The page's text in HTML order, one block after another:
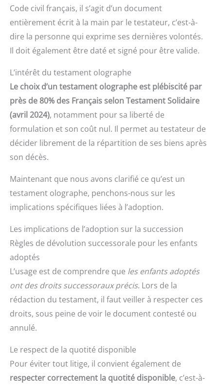
Code civil français, il s’agit d’un document
entièrement écrit à la main par le testateur, c’est-à-
dire la personne qui exprime ses dernières volontés.
Il doit également être daté et signé pour être valide.
L’intérêt du testament olographe
Le choix d’un testament olographe est plébiscité par
près de 80% des Français selon Testament Solidaire
(avril 2024), notamment pour sa liberté de
formulation et son coût nul. Il permet au testateur de
décider librement de la répartition de ses biens après
son décès.
Maintenant que nous avons clarifié ce qu’est un
testament olographe, penchons-nous sur les
implications spécifiques liées à l’adoption.
Les implications de l’adoption sur la succession
Règles de dévolution successorale pour les enfants
adoptés
L’usage est de comprendre que les enfants adoptés
ont des droits successoraux précis. Lors de la
rédaction du testament, il faut veiller à respecter ces
droits, sous peine de voir le document contesté ou
annulé.
Le respect de la quotité disponible
Pour éviter tout litige, il convient également de
respecter correctement la quotité disponible, c’est-à-